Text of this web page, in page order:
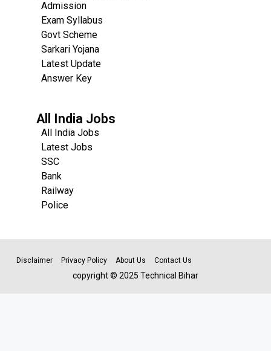
Admission
Exam Syllabus
Govt Scheme
Sarkari Yojana
Latest Update
Answer Key
All India Jobs
All India Jobs
Latest Jobs
SSC
Bank
Railway
Police
Disclaimer Privacy Policy About Us Contact Us
copyright © 2025 Technical Bihar